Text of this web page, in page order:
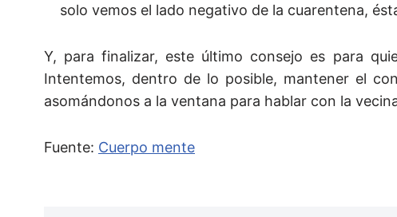
solo vemos el lado negativo de la cuarentena,
Y, para finalizar, este último consejo es para
Intentemos, dentro de lo posible, mantener el
asomándonos a la ventana para hablar con la
Fuente: Cuerpo mente